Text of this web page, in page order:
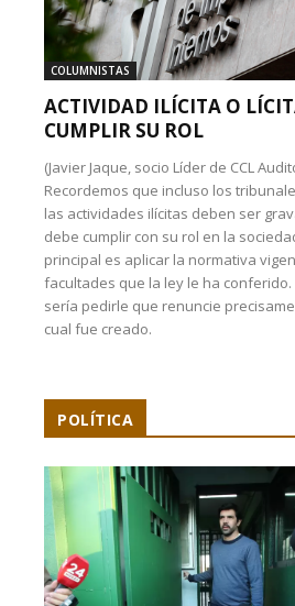
COLUMNISTAS
ACTIVIDAD ILÍCITA O
CUMPLIR SU ROL
(Javier Jaque, socio Líder de CCL
Recordemos que incluso los
las actividades ilícitas deben ser
debe cumplir con su rol en la
principal es aplicar la normativa
facultades que la ley le ha conferido.
sería pedirle que renuncie
cual fue creado.
POLÍTICA